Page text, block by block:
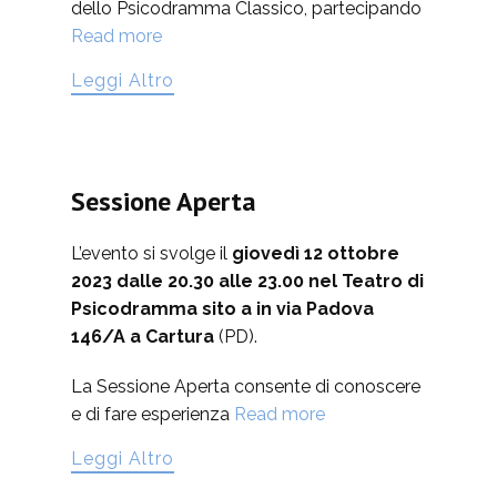
dello Psicodramma Classico, partecipando
Read more
Leggi Altro
Sessione Aperta
L’evento si svolge il giovedì 12 ottobre
2023 dalle 20.30 alle 23.00 nel Teatro di
Psicodramma sito a in via Padova
146/A a Cartura (PD).
La Sessione Aperta consente di conoscere
e di fare esperienza Read more
Leggi Altro